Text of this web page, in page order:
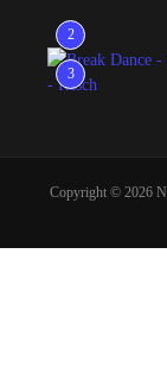
2
3
Copyright © 2026